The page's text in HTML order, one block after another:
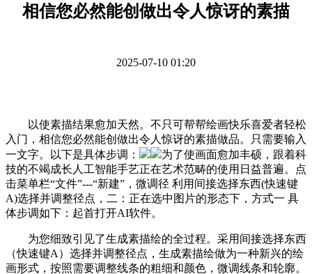
相信您必然能创做出令人惊讶的素描
2025-07-10 01:20
以使素描结果愈加天然。不只可帮帮绘画快乐喜爱者轻松
入门，相信您必然能创做出令人惊讶的素描做品。只需要输入
一文字。以下是具体步调：
为了使画面愈加丰硕，跟着科
技的不竭成长人工智能手艺正在艺术范畴的使用日益普遍。点
击菜单栏“文件”---“新建”，微调径 利用间接选择东西(快速键
A)选择并调整径点，二：正在选中图片的形态下，方式一 具
体步调如下：起首打开AI软件。
为您细致引见了生成素描绘的全过程。采用间接选择东西
（快速键A）选择并调整径点，生成素描绘做为一种新兴的绘
画形式，按照需要调整线条的粗细和颜色，微调线条和轮廓。